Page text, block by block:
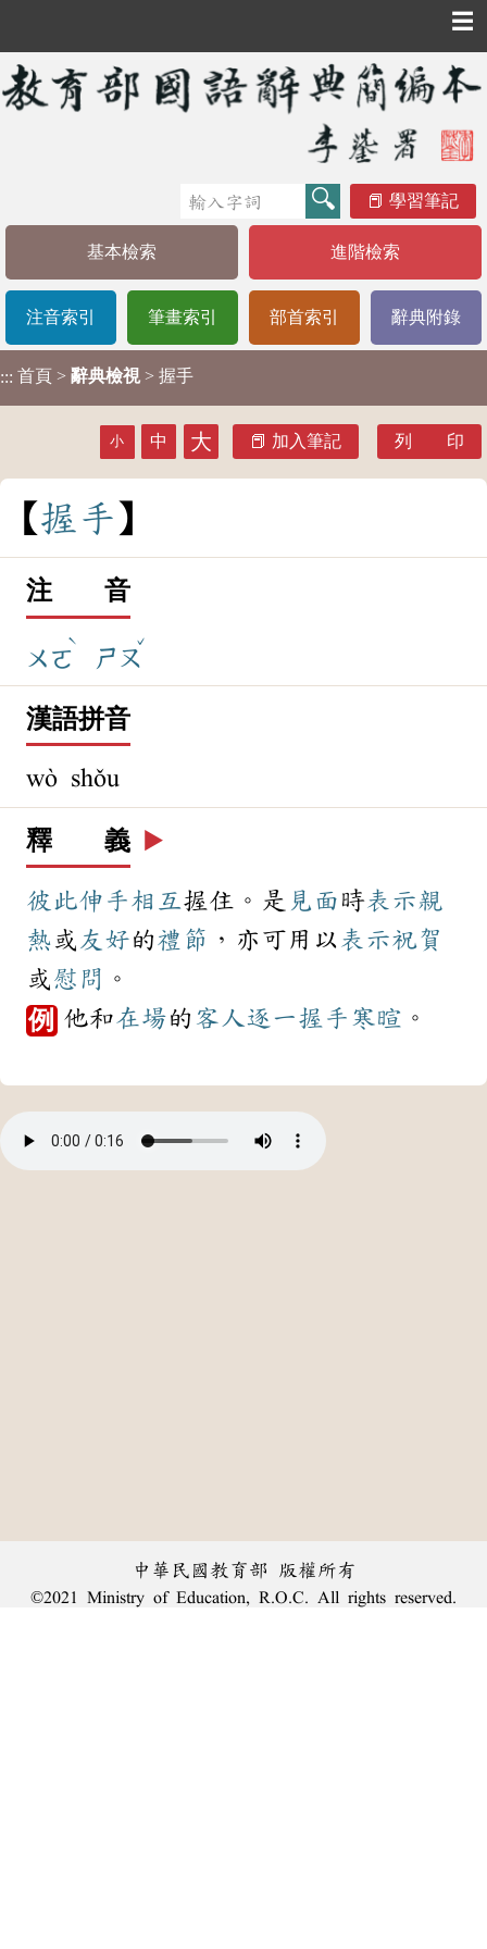
☰
學習筆記
基本檢索 進階檢索
注音索引 筆畫索引 部首索引 辭典附錄
::: 首頁 > 辭典檢視 > 握手
小 中 大 加入筆記 列 印
握 手
注 音
ㄨㄛ
ˋ
ㄕㄡ
ˇ
漢語拼音
wò shǒu
釋 義 ▶️
彼此伸手相互握住。是 見面 時表示親
熱或 友好的禮節 ，亦可用以表示祝賀
或慰問 。
例 他和在場的 客人逐一握手 寒暄 。
中華民國教育部 版權所有
©2021 Ministry of Education, R.O.C. All rights reserved.